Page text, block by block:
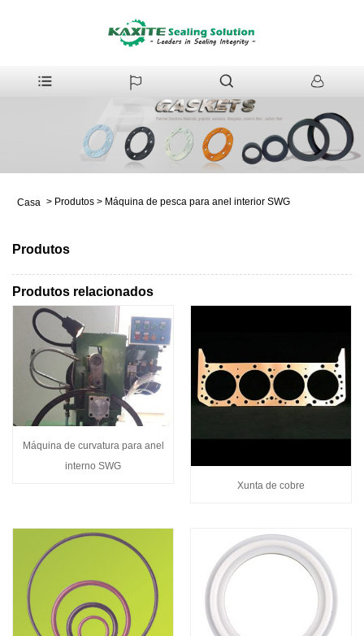
Casa > Produtos > Máquina de pesca para anel interior SWG
Produtos
Produtos relacionados
Máquina de curvatura para anel
interno SWG
Xunta de cobre